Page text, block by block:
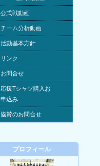
公式戦動画
チーム分析動画
活動基本方針
リンク
お問合せ
応援Tシャツ購入お
申込み
協賛のお問合せ
プロフィール